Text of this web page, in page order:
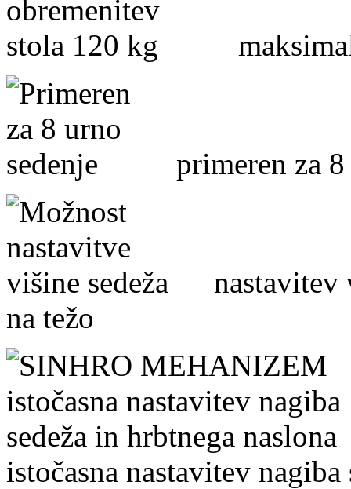
primeren za 8
nastavitev
na težo
istočasna nastavitev